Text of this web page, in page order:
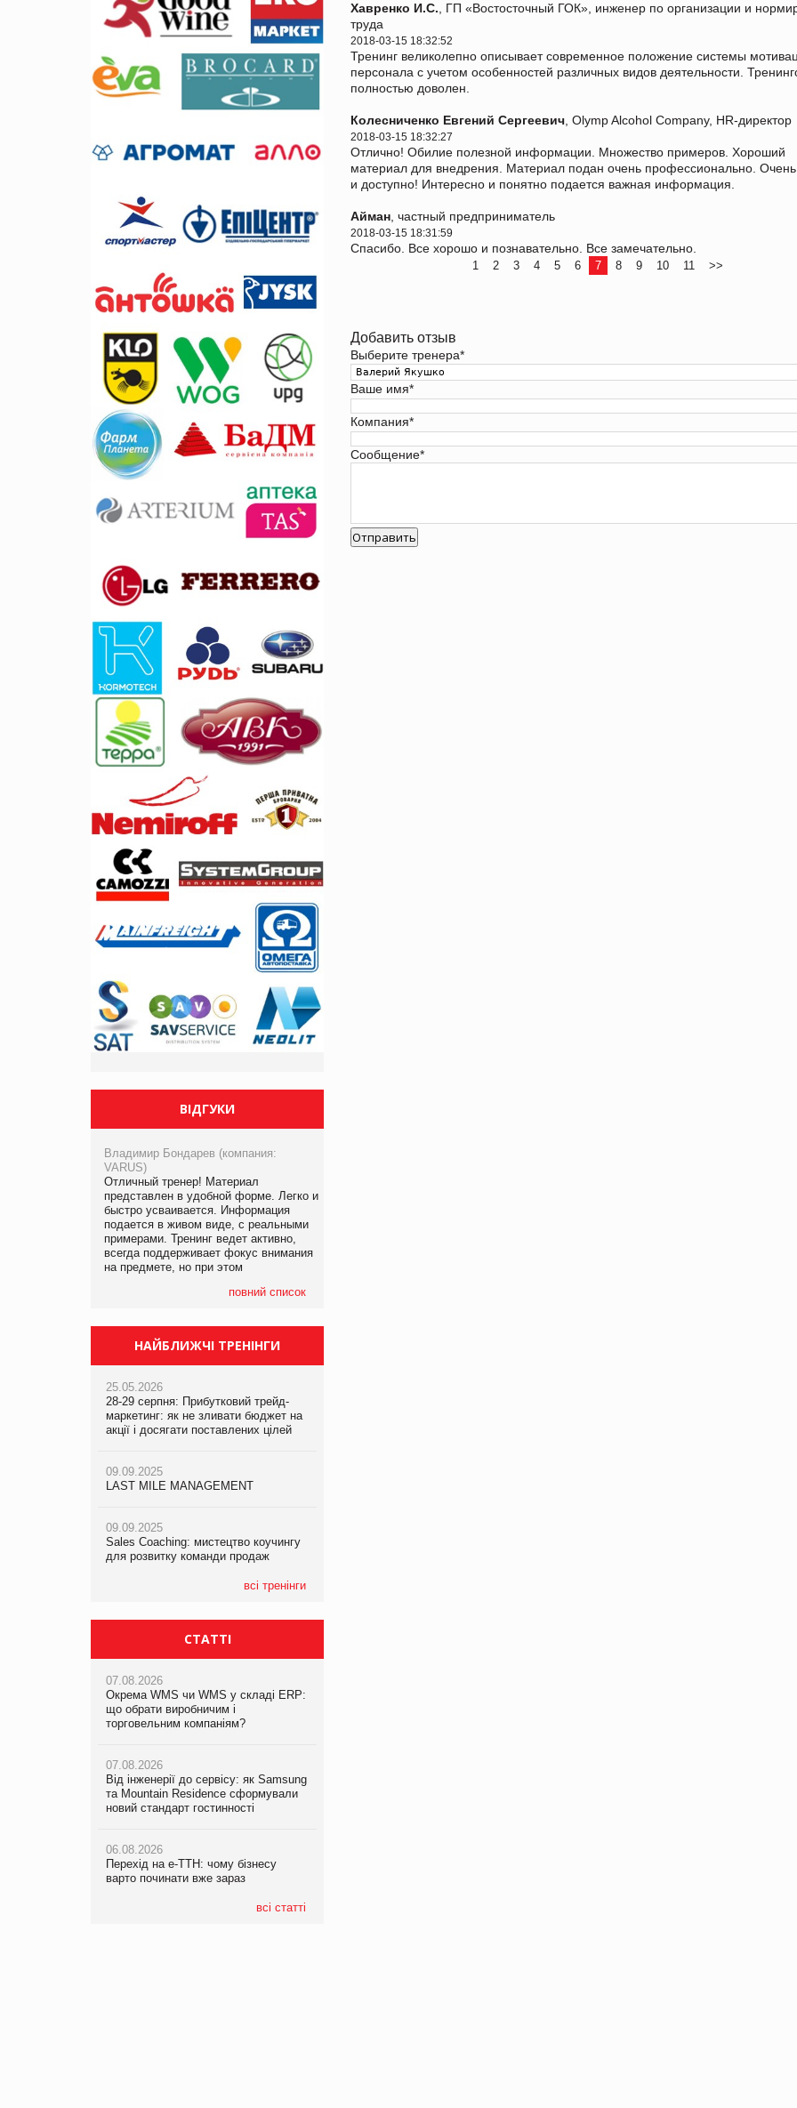
ВІДГУКИ
Владимир Бондарев (компания:
VARUS)
Отличный тренер! Материал
представлен в удобной форме. Легко и
быстро усваивается. Информация
подается в живом виде, с реальными
примерами. Тренинг ведет активно,
всегда поддерживает фокус внимания
на предмете, но при этом
повний список
НАЙБЛИЖЧІ ТРЕНІНГИ
25.05.2026
28-29 серпня: Прибутковий трейд-
маркетинг: як не зливати бюджет на
акції і досягати поставлених цілей
09.09.2025
LAST MILE MANAGEMENT
09.09.2025
Sales Coaching: мистецтво коучингу
для розвитку команди продаж
всі тренінги
СТАТТІ
07.08.2026
Окрема WMS чи WMS у складі ERP:
що обрати виробничим і
торговельним компаніям?
07.08.2026
Від інженерії до сервісу: як Samsung
та Mountain Residence сформували
новий стандарт гостинності
06.08.2026
Перехід на е-ТТН: чому бізнесу
варто починати вже зараз
всі статті
Хавренко И.С. , ГП «Востосточный ГОК», инженер по организации и
труда
2018-03-15 18:32:52
Тренинг великолепно описывает современное положение системы
персонала с учетом особенностей различных видов деятельности.
полностью доволен.
Колесниченко Евгений Сергеевич , Olymp Alcohol Company, HR-директор
2018-03-15 18:32:27
Отлично! Обилие полезной информации. Множество примеров. Хороший
материал для внедрения. Материал подан очень профессионально.
и доступно! Интересно и понятно подается важная информация.
Айман , частный предприниматель
2018-03-15 18:31:59
Спасибо. Все хорошо и познавательно. Все замечательно.
1 2 3 4 5 6 7 8 9 10 11 >>
Добавить отзыв
Выберите тренера*
Ваше имя*
Компания*
Сообщение*